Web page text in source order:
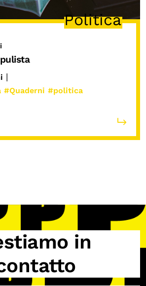
Politica
|
#Quaderni #politica
in